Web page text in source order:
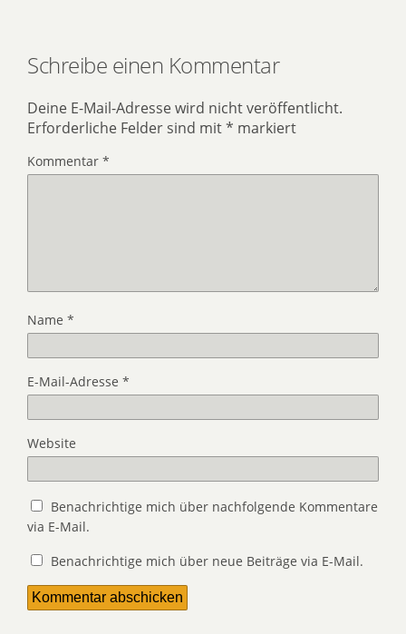
Schreibe einen Kommentar
Deine E-Mail-Adresse wird nicht veröffentlicht.
Erforderliche Felder sind mit* markiert
Kommentar *
Name *
E-Mail-Adresse *
Website
Benachrichtige mich über nachfolgende Kommentare
via E-Mail.
Benachrichtige mich über neue Beiträge via E-Mail.